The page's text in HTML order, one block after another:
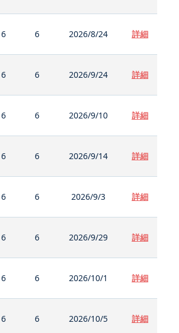
6 6 2026/8/24 詳細
6 6 2026/9/24 詳細
6 6 2026/9/10 詳細
6 6 2026/9/14 詳細
6 6 2026/9/3 詳細
6 6 2026/9/29 詳細
6 6 2026/10/1 詳細
6 6 2026/10/5 詳細